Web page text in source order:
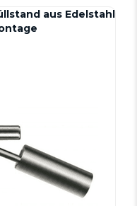
aus Edelstahl